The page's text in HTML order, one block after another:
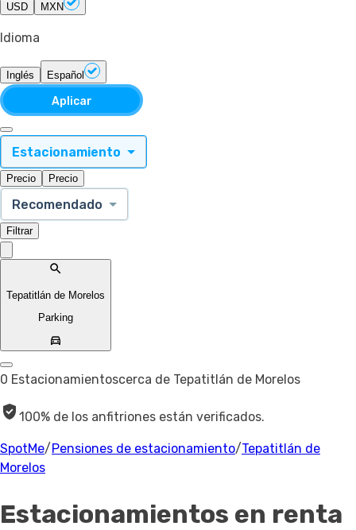
USD MXN
Idioma
Inglés Español
Aplicar
Estacionamiento
Precio Precio
Recomendado
Filtrar
Tepatitlán de Morelos
Parking
0 Estacionamientoscerca de Tepatitlán de Morelos
100% de los anfitriones están verificados.
SpotMe/ Pensiones de estacionamiento/Tepatitlán de
Morelos
Estacionamientos en renta